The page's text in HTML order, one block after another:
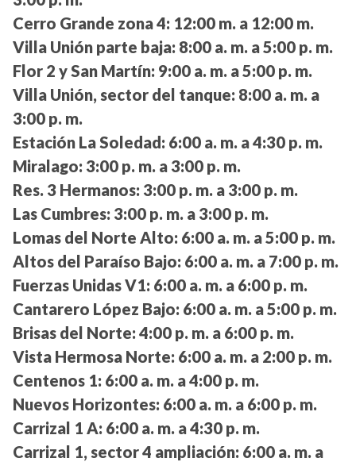
Cerro Grande zona 4: 12:00 m. a 12:00 m.
Villa Unión parte baja: 8:00 a. m. a 5:00 p. m.
Flor 2 y San Martín: 9:00 a. m. a 5:00 p. m.
Villa Unión, sector del tanque: 8:00 a. m. a
3:00 p. m.
Estación La Soledad: 6:00 a. m. a 4:30 p. m.
Miralago: 3:00 p. m. a 3:00 p. m.
Res. 3 Hermanos: 3:00 p. m. a 3:00 p. m.
Las Cumbres: 3:00 p. m. a 3:00 p. m.
Lomas del Norte Alto: 6:00 a. m. a 5:00 p. m.
Altos del Paraíso Bajo: 6:00 a. m. a 7:00 p. m.
Fuerzas Unidas V1: 6:00 a. m. a 6:00 p. m.
Cantarero López Bajo: 6:00 a. m. a 5:00 p. m.
Brisas del Norte: 4:00 p. m. a 6:00 p. m.
Vista Hermosa Norte: 6:00 a. m. a 2:00 p. m.
Centenos 1: 6:00 a. m. a 4:00 p. m.
Nuevos Horizontes: 6:00 a. m. a 6:00 p. m.
Carrizal 1 A: 6:00 a. m. a 4:30 p. m.
Carrizal 1, sector 4 ampliación: 6:00 a. m. a